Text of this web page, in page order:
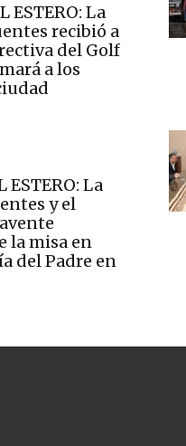
ESTERO: La
recibió a
del Golf
a los
ESTERO: La
y el
la misa en
del Padre en